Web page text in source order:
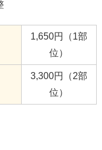
1,650円（1部
位）
3,300円（2部
位）